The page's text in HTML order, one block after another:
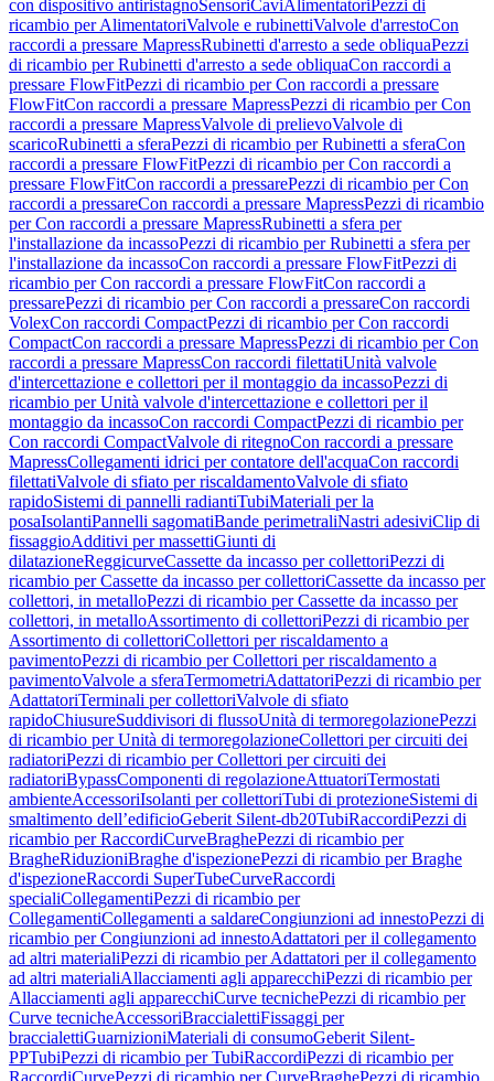
con dispositivo antiristagnoSensoriCaviAlimentatori Pezzi di
ricambio per AlimentatoriValvole e rubinettiValvole d'arrestoCon
raccordi a pressare MapressRubinetti d'arresto a sede obliquaPezzi
di ricambio per Rubinetti d'arresto a sede obliquaCon raccordi a
pressare FlowFitPezzi di ricambio per Con raccordi a pressare
FlowFitCon raccordi a pressare MapressPezzi di ricambio per Con
raccordi a pressare MapressValvole di prelievoValvole di
scaricoRubinetti a sferaPezzi di ricambio per Rubinetti a sferaCon
raccordi a pressare FlowFitPezzi di ricambio per Con raccordi a
pressare FlowFitCon raccordi a pressarePezzi di ricambio per Con
raccordi a pressareCon raccordi a pressare MapressPezzi di ricambio
per Con raccordi a pressare MapressRubinetti a sfera per
l'installazione da incassoPezzi di ricambio per Rubinetti a sfera per
l'installazione da incassoCon raccordi a pressare FlowFitPezzi di
ricambio per Con raccordi a pressare FlowFitCon raccordi a
pressarePezzi di ricambio per Con raccordi a pressareCon raccordi
VolexCon raccordi CompactPezzi di ricambio per Con raccordi
CompactCon raccordi a pressare MapressPezzi di ricambio per Con
raccordi a pressare MapressCon raccordi filettatiUnità valvole
d'intercettazione e collettori per il montaggio da incassoPezzi di
ricambio per Unità valvole d'intercettazione e collettori per il
montaggio da incassoCon raccordi CompactPezzi di ricambio per
Con raccordi CompactValvole di ritegnoCon raccordi a pressare
MapressCollegamenti idrici per contatore dell'acquaCon raccordi
filettatiValvole di sfiato per riscaldamentoValvole di sfiato
rapidoSistemi di pannelli radiantiTubiMateriali per la
posaIsolantiPannelli sagomatiBande perimetraliNastri adesiviClip di
fissaggioAdditivi per massettiGiunti di
dilatazioneReggicurveCassette da incasso per collettoriPezzi di
ricambio per Cassette da incasso per collettoriCassette da incasso per
collettori, in metalloPezzi di ricambio per Cassette da incasso per
collettori, in metalloAssortimento di collettoriPezzi di ricambio per
Assortimento di collettoriCollettori per riscaldamento a
pavimentoPezzi di ricambio per Collettori per riscaldamento a
pavimentoValvole a sferaTermometriAdattatoriPezzi di ricambio per
AdattatoriTerminali per collettoriValvole di sfiato
rapidoChiusureSuddivisori di flussoUnità di termoregolazionePezzi
di ricambio per Unità di termoregolazioneCollettori per circuiti dei
radiatoriPezzi di ricambio per Collettori per circuiti dei
radiatoriBypassComponenti di regolazioneAttuatoriTermostati
ambienteAccessoriIsolanti per collettoriTubi di protezioneSistemi di
smaltimento dell’edificioGeberit Silent-db20TubiRaccordiPezzi di
ricambio per RaccordiCurveBraghePezzi di ricambio per
BragheRiduzioniBraghe d'ispezionePezzi di ricambio per Braghe
d'ispezioneRaccordi SuperTubeCurveRaccordi
specialiCollegamentiPezzi di ricambio per
CollegamentiCollegamenti a saldareCongiunzioni ad innestoPezzi di
ricambio per Congiunzioni ad innestoAdattatori per il collegamento
ad altri materialiPezzi di ricambio per Adattatori per il collegamento
ad altri materialiAllacciamenti agli apparecchiPezzi di ricambio per
Allacciamenti agli apparecchiCurve tecnichePezzi di ricambio per
Curve tecnicheAccessoriBraccialettiFissaggi per
braccialettiGuarnizioniMateriali di consumoGeberit Silent-
PPTubiPezzi di ricambio per TubiRaccordiPezzi di ricambio per
RaccordiCurvePezzi di ricambio per CurveBraghePezzi di ricambio